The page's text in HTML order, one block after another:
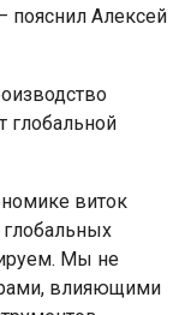
пояснил Алексей
глобальной
виток
Мы не
влияющими